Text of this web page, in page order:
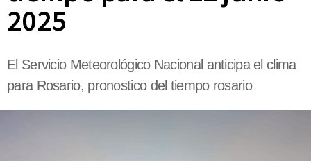
2025
El Servicio Meteorológico Nacional anticipa el clima
para Rosario, pronostico del tiempo rosario